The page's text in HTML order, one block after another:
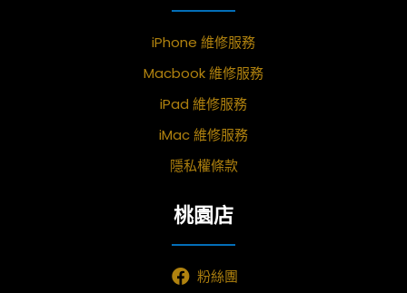
iPhone 維修服務
Macbook 維修服務
iPad 維修服務
iMac 維修服務
隱私權條款
桃園店
粉絲團